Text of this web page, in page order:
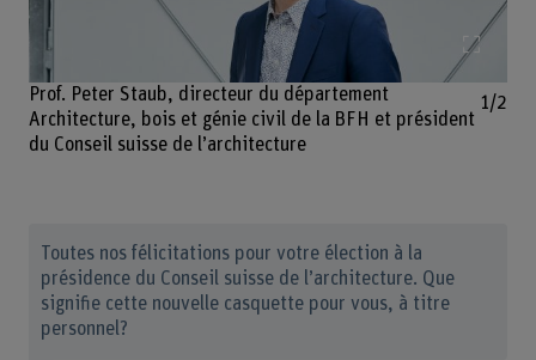
Prof. Peter Staub, directeur du département
Architecture, bois et génie civil de la BFH et président
du Conseil suisse de l’architecture
1/2
Toutes nos félicitations pour votre élection à la
présidence du Conseil suisse de l’architecture. Que
signifie cette nouvelle casquette pour vous, à titre
personnel?